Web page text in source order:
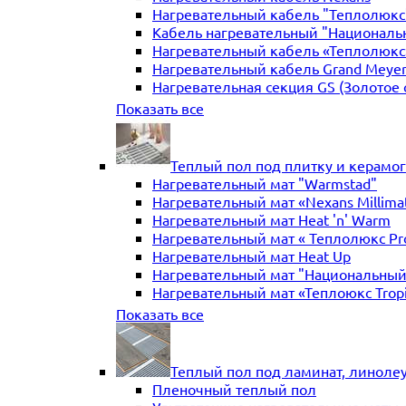
Нагревательный кабель
Кабель нагревательный
Нагревательный кабель
Нагревательный кабель Grand Meyer
Нагревательная секция GS (Золотое
Нагревательная секция "Теплый
Показать все
Теплый пол под плитку и
Нагревательный мат "Warmstad"
Нагревательный мат «Nexans
Нагревательный мат Heat 'n' Warm
Нагревательный мат « Теплолюкс
Нагревательный мат Heat Up
Нагревательный мат
Нагревательный мат «Теплоюкс
Нагревательный мат Electrolux
Нагревательные маты Золотое
Нагревательный мат "Теплый пол
Нагревательный мат WarmeEnergie
Мат нагревательный "Теплолюкс"
Показать все
Теплый пол под ламинат,
Пленочный теплый пол